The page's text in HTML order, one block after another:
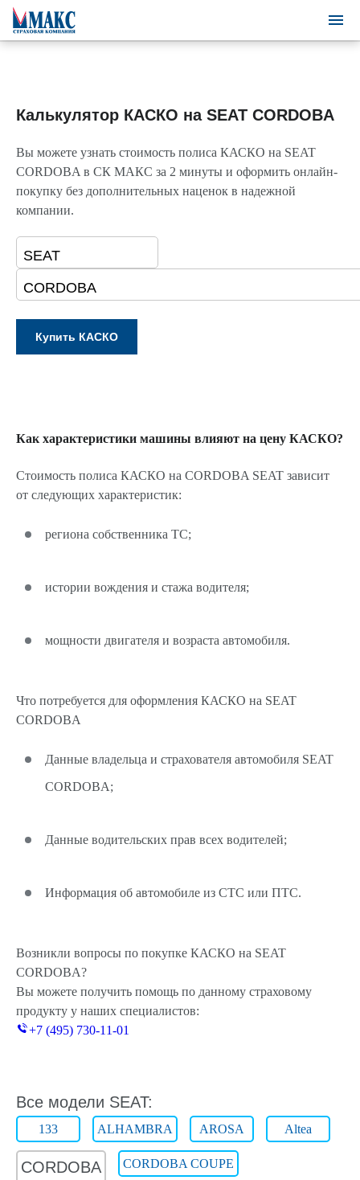
Калькулятор КАСКО на SEAT CORDOBA
Вы можете узнать стоимость полиса КАСКО на SEAT
CORDOBA в СК МАКС за 2 минуты и оформить онлайн-
покупку без дополнительных наценок в надежной
компании.
Как характеристики машины влияют на цену КАСКО?
Стоимость полиса КАСКО на CORDOBA SEAT зависит
от следующих характеристик:
региона собственника ТС;
истории вождения и стажа водителя;
мощности двигателя и возраста автомобиля.
Что потребуется для оформления КАСКО на SEAT
CORDOBA
Данные владельца и страхователя автомобиля SEAT
CORDOBA;
Данные водительских прав всех водителей;
Информация об автомобиле из СТС или ПТС.
Возникли вопросы по покупке КАСКО на SEAT
CORDOBA?
Вы можете получить помощь по данному страховому
продукту у наших специалистов:
+7 (495) 730-11-01
Все модели SEAT:
133 ALHAMBRA AROSA Altea
CORDOBA CORDOBA COUPE